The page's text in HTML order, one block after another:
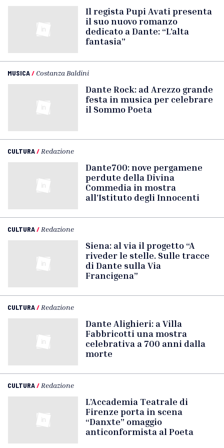
Il regista Pupi Avati presenta
il suo nuovo romanzo
dedicato a Dante: “L’alta
fantasia”
MUSICA/ Costanza Baldini
Dante Rock: ad Arezzo grande
festa in musica per celebrare
il Sommo Poeta
CULTURA/ Redazione
Dante700: nove pergamene
perdute della Divina
Commedia in mostra
all’Istituto degli Innocenti
CULTURA/ Redazione
Siena: al via il progetto “A
riveder le stelle. Sulle tracce
di Dante sulla Via
Francigena”
CULTURA/ Redazione
Dante Alighieri: a Villa
Fabbricotti una mostra
celebrativa a 700 anni dalla
morte
CULTURA/ Redazione
L’Accademia Teatrale di
Firenze porta in scena
“Danxte” omaggio
anticonformista al Poeta